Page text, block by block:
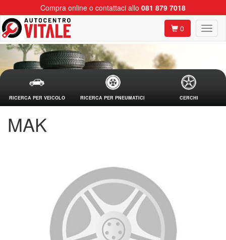
Compra online o contattaci allo 081 879 7018
0
RICERCA PER VEICOLO RICERCA PER PNEUMATICI CERCHI
MAK